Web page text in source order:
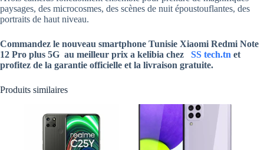
paysages, des microcosmes, des scènes de nuit époustouflantes, des
portraits de haut niveau.
Commandez le nouveau smartphone Tunisie Xiaomi Redmi Note
12 Pro plus 5G au meilleur prix a kelibia chez SS tech.tn et
profitez de la garantie officielle et la livraison gratuite.
Produits similaires